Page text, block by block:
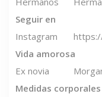
Seguir en
Instagram
Vida amorosa
Ex novia
Medidas corporales